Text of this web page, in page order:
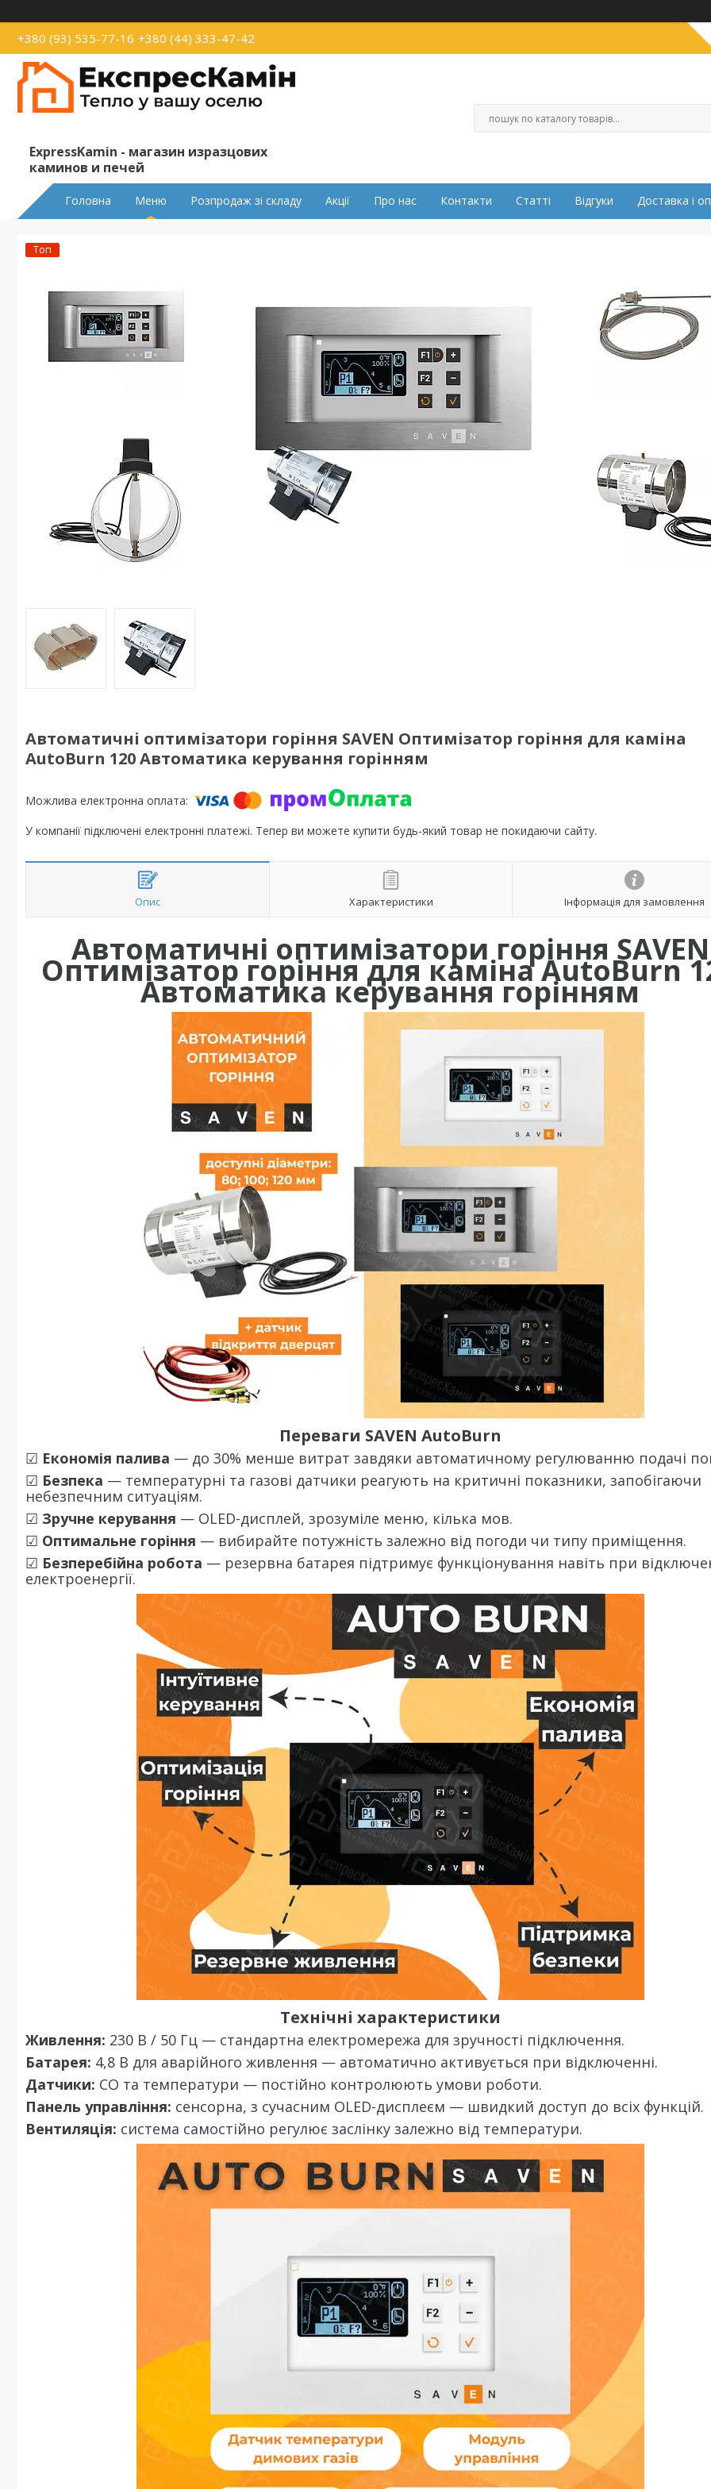
+380 (93) 535-77-16 +380 (44) 333-47-42
ExpressKamin - магазин изразцових
каминов и печей
Головна Меню Розпродаж зі складу Акції Про нас Контакти Статті Відгуки Доставка і
Топ
Автоматичні оптимізатори горіння SAVEN Оптимізатор горіння для каміна
AutoBurn 120 Автоматика керування горінням
У компанії підключені електронні платежі. Тепер ви можете купити будь-який товар не покидаючи сайту.
Опис Характеристики Інформація для замовлення
Автоматичні оптимізатори горіння SAVEN
Оптимізатор горіння для каміна AutoBurn
Автоматика керування горінням
Переваги SAVEN AutoBurn
☑ Економія палива — до 30% менше витрат завдяки автоматичному регулюванню подачі
☑ Безпека — температурні та газові датчики реагують на критичні показники, запобігаючи
небезпечним ситуаціям.
☑ Зручне керування — OLED-дисплей, зрозуміле меню, кілька мов.
☑ Оптимальне горіння — вибирайте потужність залежно від погоди чи типу приміщення.
☑ Безперебійна робота — резервна батарея підтримує функціонування навіть при
електроенергії.
Технічні характеристики
Живлення: 230 В / 50 Гц — стандартна електромережа для зручності підключення.
Батарея: 4,8 В для аварійного живлення — автоматично активується при відключенні.
Датчики: CO та температури — постійно контролюють умови роботи.
Панель управління: сенсорна, з сучасним OLED-дисплеєм — швидкий доступ до всіх функцій.
Вентиляція: система самостійно регулює заслінку залежно від температури.